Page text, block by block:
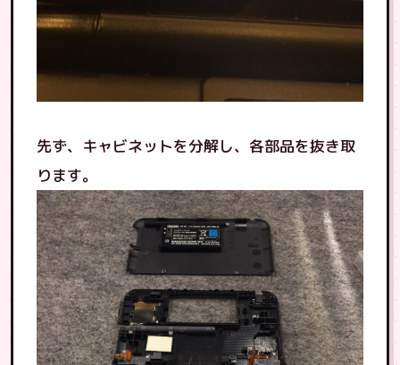
先ず、キャビネットを分解し、各部品を抜き取
ります。